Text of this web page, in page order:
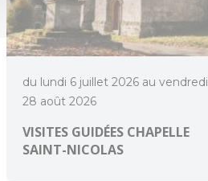
du lundi 6 juillet 2026 au vendredi
28 août 2026
VISITES GUIDÉES CHAPELLE
SAINT-NICOLAS